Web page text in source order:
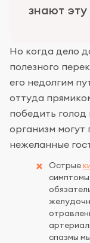
знают
Но когда дело
полезного
его недолгим
оттуда
победить
организм
нежеланные
Острые
спазмы